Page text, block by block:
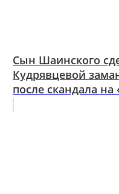
Сын Шаинского
Кудрявцевой
после скандала на